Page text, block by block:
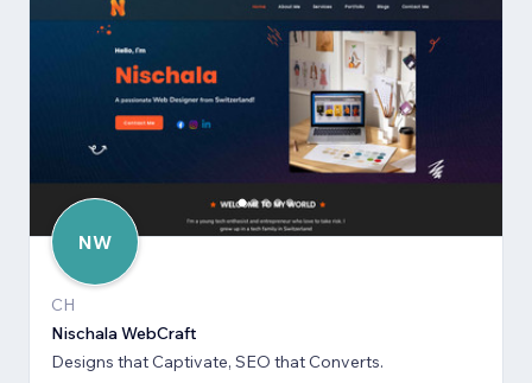
NW
CH
Nischala WebCraft
Designs that Captivate, SEO that Converts.